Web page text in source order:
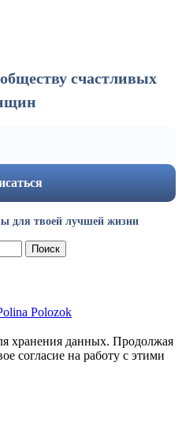
счастливых
для твоей лучшей жизни
Polozok
хранения данных. Продолжая
согласие на работу с этими